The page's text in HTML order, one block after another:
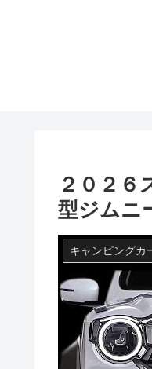
２０２６
型ジムニ
キャンピングカ